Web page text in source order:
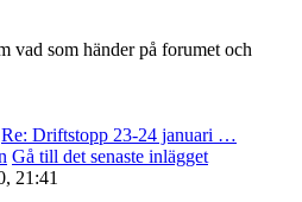
vad som händer på forumet och
Re: Driftstopp 23-24 januari …
Gå till det senaste inlägget
21:41